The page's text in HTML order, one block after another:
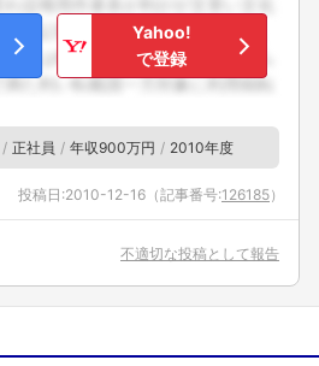
Yahoo!
で登録
正社員 年収900万円 2010年度
投稿日:2010-12-16 （記事番号:126185）
不適切な投稿として報告